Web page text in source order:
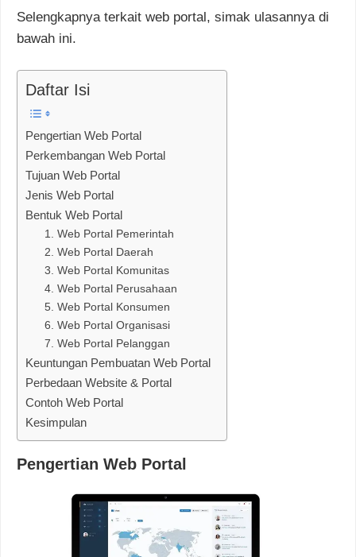
Selengkapnya terkait web portal, simak ulasannya di
bawah ini.
Daftar Isi
Pengertian Web Portal
Perkembangan Web Portal
Tujuan Web Portal
Jenis Web Portal
Bentuk Web Portal
1. Web Portal Pemerintah
2. Web Portal Daerah
3. Web Portal Komunitas
4. Web Portal Perusahaan
5. Web Portal Konsumen
6. Web Portal Organisasi
7. Web Portal Pelanggan
Keuntungan Pembuatan Web Portal
Perbedaan Website & Portal
Contoh Web Portal
Kesimpulan
Pengertian Web Portal